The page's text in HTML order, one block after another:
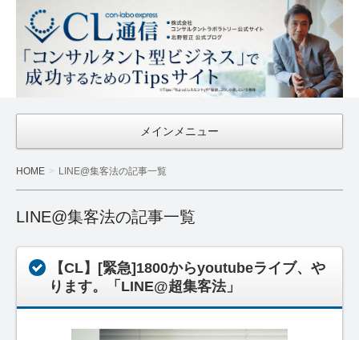
CL通信
｜Con-
Labo
メインメニュー
HOME LINE@集客法の記事一覧
LINE@集客法の記事一覧
【CL】[緊急]1800からyoutubeライブ、や
ります。「LINE@超集客法」